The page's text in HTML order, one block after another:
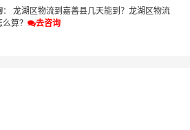
： 龙湖区物流到嘉善县几天能到？ 龙湖区物流
算？
去咨询